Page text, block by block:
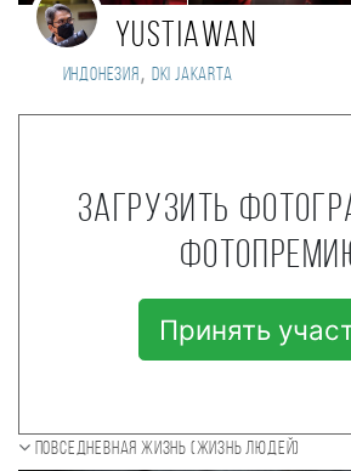
Yustiawan
Индонезия , DKI Jakarta
Загрузить
Принять
Повседневная жизнь (Жизнь людей)